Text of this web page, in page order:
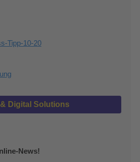
Digital Solutions
News!